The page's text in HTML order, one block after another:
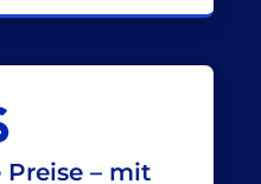
Preise – mit